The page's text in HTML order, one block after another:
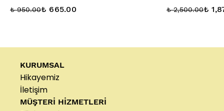
₺ 950.00₺ 665.00 ₺ 2,500.00₺
KURUMSAL
Hikayemiz
İletişim
MÜŞTERİ HİZMETLERİ